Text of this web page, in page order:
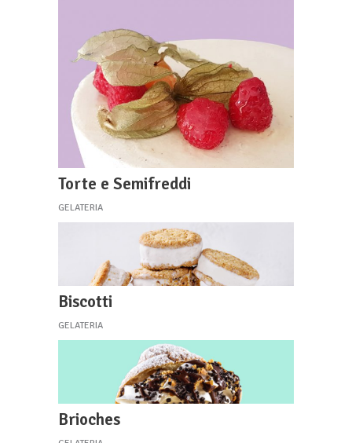
Torte e Semifreddi
GELATERIA
Biscotti
GELATERIA
Brioches